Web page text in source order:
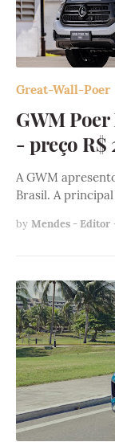
Great-Wall-Poer
GWM Poer
- preço R$
A GWM
Brasil. A
by Mendes - Editor